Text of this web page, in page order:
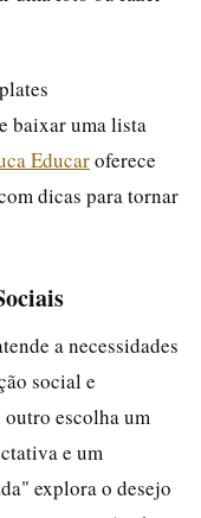
baixar uma lista
Educaroferece
dicas para tornar
a necessidades
social e
escolha um
e um
explora o desejo